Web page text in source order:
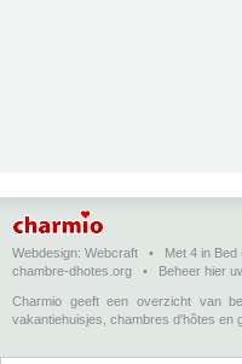
Webdesign: Webcraft • Met 4 in Bed
chambre-dhotes.org • Beheer hier
Charmio geeft een overzicht van
vakantiehuisjes, chambres d'hôtes en